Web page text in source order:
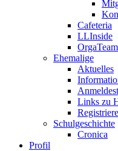
Cafeteria
LLInside
OrgaTeam
Ehemalige
Aktuelles
Links zu
Schulgeschichte
Cronica
Profil